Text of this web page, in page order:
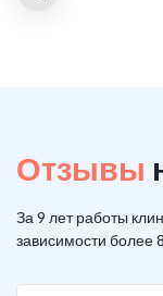
Отзывы
За 9 лет работы
зависимости более